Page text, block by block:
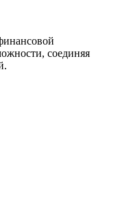
соединяя